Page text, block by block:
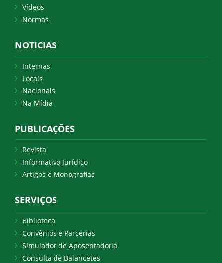
Vídeos
Normas
NOTICIAS
Internas
Locais
Nacionais
Na Mídia
PUBLICAÇÕES
Revista
Informativo Jurídico
Artigos e Monografias
SERVIÇOS
Biblioteca
Convênios e Parcerias
Simulador de Aposentadoria
Consulta de Balancetes